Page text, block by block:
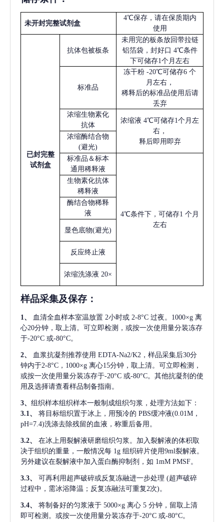
未开封完整试剂盒
4℃保存，请在保质期内
使用
已封完整
试剂盒
抗体包被板条
未用完的板条放回带拉链
铝箔袋，封好口 4℃条件
下可储存1个月左右
标准品
冻干粉 -20℃可储存6 个
月左右，
稀释后的标准品使用后请
丢弃
浓缩生物素化
抗体
浓缩液 4℃可储存1个月左
右，
释后即用即弃
浓缩酶结合物
(避光)
标准品＆标本
通用稀释液
4℃条件下，可储存1 个月
左右
生物素化抗体
稀释液
酶结合物稀释
液
显色底物(避光)
反应终止液
浓缩洗涤液 20×
样品采集及保存 ：
1、 血清全血样本室温放置 2小时或 2-8°C 过夜。1000×g 离
心20分钟，取上清。可立即检测，或按一次使用量分装冻存
于-20°C 或-80°C。
2、 血浆抗凝剂推荐使用 EDTA-Na2/K2，样品采集后30分
钟内于2-8°C，1000×g 离心15分钟，取上清。可立即检测，
或按一次使用量分装冻存于-20°C 或-80°C。其他抗凝剂的使
用及选择请查看样品制备指南。
3、 组织样本组织样本一般制成组织匀浆，处理方法如下：
3.1、
将目标组织置于冰上，用预冷的 PBS缓冲液(0.01M，
pH=7.4)洗涤去除残留的血液，称重后备用。
3.2、
在冰上用裂解液研磨组织匀浆。加入裂解液的体积取
决于组织的重量，一般情况每 1g 组织碎片使用9ml裂解液。
另外建议在裂解液中加入蛋白酶抑制剂，如 1mM PMSF。
3.3、 可再利用超声破碎或反复冻融进一步处理 (超声破碎
过程中，需冰浴降温；反复冻融法可重复2次)。
3.4、 将制备好的匀浆液于 5000×g 离心 5 分钟，留取上清
即可检测。或按一次使用量分装冻存于-20°C 或-80°C。